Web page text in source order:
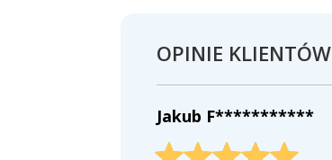
OPINIE KLIENTÓW
Jakub F***********